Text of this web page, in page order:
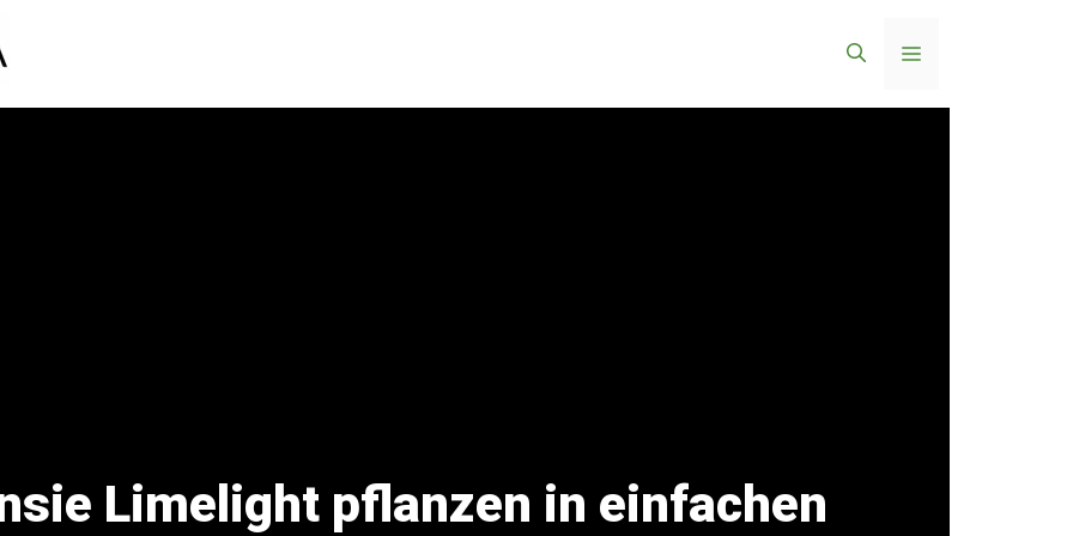
Menü
Limelight pflanzen in einfachen